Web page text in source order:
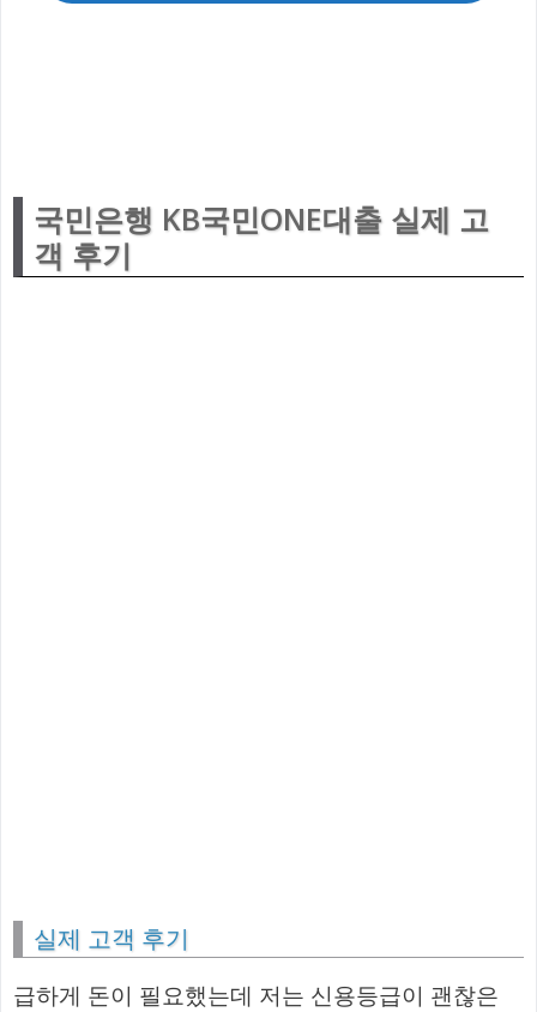
국민은행 KB국민ONE대출 실제 고
객 후기
실제 고객 후기
급하게 돈이 필요했는데 저는 신용등급이 괜찮은